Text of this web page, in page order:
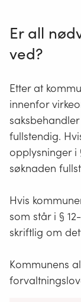
Hytter
er
for 35
For
pe/
Når man
kan være
Generelt
utslipp
Er all
ved?
Etter at
innenfor
fullstendig.
opplysninger i
søknaden
Hvis
som står i §
skriftlig om
Kommunens